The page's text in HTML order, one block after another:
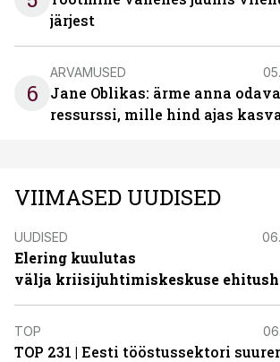
järjest
6
ARVAMUSED
Jane Oblikas: ärme anna
ressurssi, mille hind ajas
VIIMASED UUDISED
UUDISED
Elering kuulutas
välja kriisijuhtimiskeskuse
TOP
TOP 231 | Eesti tööstussektori